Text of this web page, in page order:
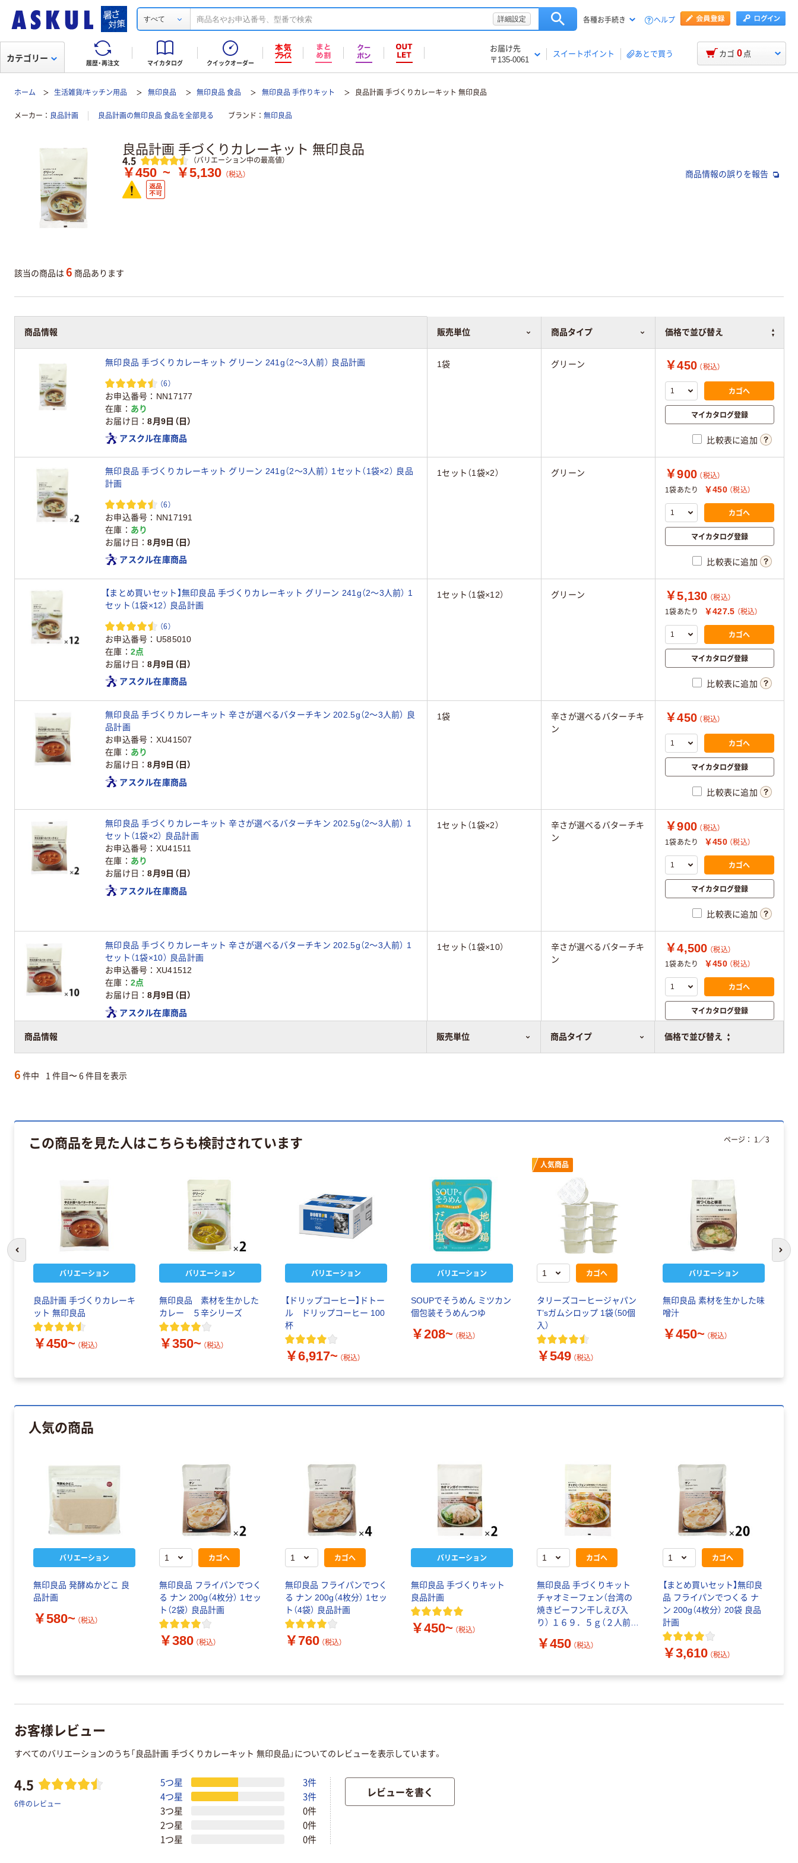
すべて 詳細設定 各種お手続き ヘルプ
履歴・再注文 マイカタログ クイックオーダー
お届け先
〒135-0061
スイートポイント あとで買う
カテゴリー カゴ 0 点
ホーム 生活雑貨/キッチン用品 無印良品 無印良品 食品 無印良品 手作りキット 良品計画 手づくりカレーキット 無印良品
メーカー 良品計画 良品計画の無印良品 食品を全部見る ブランド 無印良品
良品計画 手づくりカレーキット 無印良品
レビュー
4.5 （バリエーション中の最高値）
￥450 ~ ￥5,130 （税込） 商品情報の誤りを報告
該当の商品は 6 商品あります
商品情報 販売単位 商品タイプ 価格で並び替え
商品情報 販売単位 商品タイプ 価格で並び替え
無印良品 手づくりカレーキット グリーン 241g（2～3人前） 良品計画
（6）
お申込番号
NN17177
在庫
あり
お届け日
8月9日（日）
アスクル在庫商品
1袋 グリーン ￥450 （税込）
カゴへ
マイカタログ登録
比較表に追加
無印良品 手づくりカレーキット グリーン 241g（2～3人前） 1セット（1袋×2） 良品
計画
（6）
お申込番号
NN17191
在庫
あり
お届け日
8月9日（日）
アスクル在庫商品
1セット（1袋×2） グリーン ￥900 （税込）
1袋あたり
￥450 （税込）
カゴへ
マイカタログ登録
比較表に追加
【まとめ買いセット】無印良品 手づくりカレーキット グリーン 241g（2～3人前） 1
セット（1袋×12） 良品計画
（6）
お申込番号
U585010
在庫
2点
お届け日
8月9日（日）
アスクル在庫商品
1セット（1袋×12） グリーン ￥5,130 （税込）
1袋あたり
￥427.5 （税込）
カゴへ
マイカタログ登録
比較表に追加
無印良品 手づくりカレーキット 辛さが選べるバターチキン 202.5g（2～3人前） 良
品計画
お申込番号
XU41507
在庫
あり
お届け日
8月9日（日）
アスクル在庫商品
1袋
辛さが選べるバターチキ
ン
￥450 （税込）
カゴへ
マイカタログ登録
比較表に追加
無印良品 手づくりカレーキット 辛さが選べるバターチキン 202.5g（2～3人前） 1
セット（1袋×2） 良品計画
お申込番号
XU41511
在庫
あり
お届け日
8月9日（日）
アスクル在庫商品
1セット（1袋×2）
辛さが選べるバターチキ
ン
￥900 （税込）
1袋あたり
￥450 （税込）
カゴへ
マイカタログ登録
比較表に追加
無印良品 手づくりカレーキット 辛さが選べるバターチキン 202.5g（2～3人前） 1
セット（1袋×10） 良品計画
お申込番号
XU41512
在庫
2点
お届け日
8月9日（日）
アスクル在庫商品
1セット（1袋×10）
辛さが選べるバターチキ
ン
￥4,500 （税込）
1袋あたり
￥450 （税込）
カゴへ
マイカタログ登録
比較表に追加
6 件中 1 件目〜 6 件目を表示
この商品を見た人はこちらも検討されています
バリエーション
良品計画 手づくりカレーキ
ット 無印良品
￥450~ （税込）
バリエーション
無印良品 素材を生かした
カレー ５辛シリーズ
￥350~ （税込）
バリエーション
【ドリップコーヒー】ドトー
ル ドリップコーヒー 100
杯
￥6,917~ （税込）
バリエーション
SOUPでそうめん ミツカン
個包装そうめんつゆ
￥208~ （税込）
人気商品
カゴへ
タリーズコーヒージャパン
T’sガムシロップ 1袋（50個
入）
￥549 （税込）
バリエーション
無印良品 素材を生かした味
噌汁
￥450~ （税込）
ページ： 1 ／3
前のスライドへ 次
人気の商品
バリエーション
無印良品 発酵ぬかどこ 良
品計画
￥580~ （税込）
カゴへ
無印良品 フライパンでつく
る ナン 200g（4枚分） 1セッ
ト（2袋） 良品計画
￥380 （税込）
カゴへ
無印良品 フライパンでつく
る ナン 200g（4枚分） 1セッ
ト（4袋） 良品計画
￥760 （税込）
バリエーション
無印良品 手づくりキット
良品計画
￥450~ （税込）
カゴへ
無印良品 手づくりキット
チャオミーフェン（台湾の
焼きビーフン干しえび入
り） １６９．５ｇ（２人前）
￥450 （税込）
カゴへ
【まとめ買いセット】無印良
品 フライパンでつくる ナ
ン 200g（4枚分） 20袋 良品
計画
￥3,610 （税込）
お客様レビュー
すべてのバリエーションのうち「良品計画 手づくりカレーキット 無印良品」についてのレビューを表示しています。
4.5
6件のレビュー
5つ星
3件
4つ星
3件
3つ星
0件
2つ星
0件
1つ星
0件
レビューを書く